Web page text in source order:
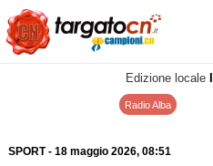
Edizione locale
Radio Alba
SPORT- 18 maggio 2026, 08:51